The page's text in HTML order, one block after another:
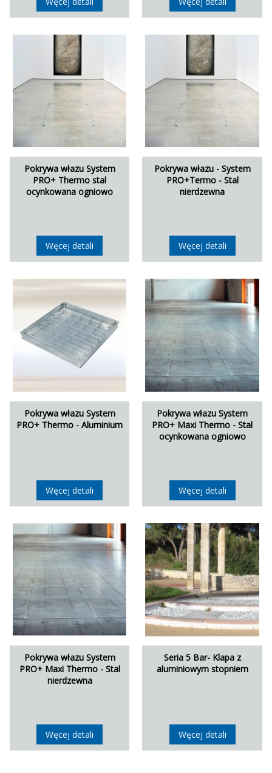
Pokrywa włazu System
PRO+ Thermo stal
ocynkowana ogniowo
Węcej detali
Pokrywa włazu - System
PRO+Termo - Stal
nierdzewna
Węcej detali
Pokrywa włazu System
PRO+ Thermo - Aluminium
Węcej detali
Pokrywa włazu System
PRO+ Maxi Thermo - Stal
ocynkowana ogniowo
Węcej detali
Pokrywa włazu System
PRO+ Maxi Thermo - Stal
nierdzewna
Węcej detali
Seria 5 Bar- Klapa z
aluminiowym stopniem
Węcej detali